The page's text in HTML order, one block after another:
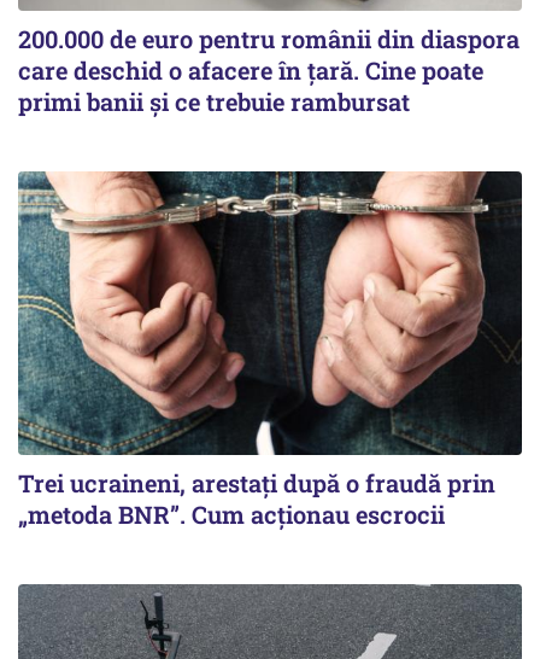
200.000 de euro pentru românii din diaspora
care deschid o afacere în țară. Cine poate
primi banii și ce trebuie rambursat
Trei ucraineni, arestați după o fraudă prin
„metoda BNR”. Cum acționau escrocii